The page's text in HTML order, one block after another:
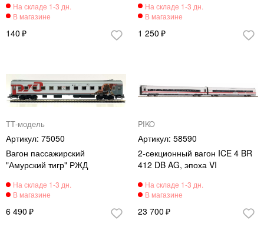
140 1 250
ТТ-модель
75050
Вагон пассажирский
"Амурский тигр" РЖД
6 490
PIKO
58590
2-секционный вагон ICE 4 BR
412 DB AG, эпоха VI
23 700